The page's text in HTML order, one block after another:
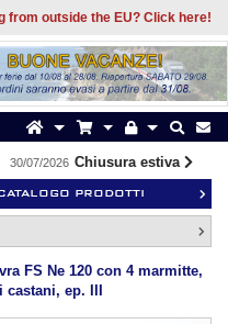
from outside the EU? Click here!
30/07/2026 Chiusura estiva
PRODOTTI
FS Ne 120 con 4 marmitte,
ep. III